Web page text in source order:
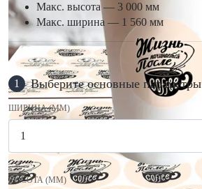
Макс. высота — 3 000 мм
Макс. ширина — 1 560 мм
1 Выберите основные параметры
ШИРИНА (ММ)
ВЫСОТА (ММ)